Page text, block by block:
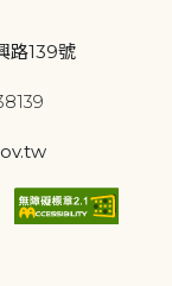
路139號